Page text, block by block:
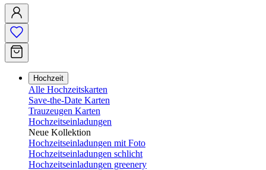
Hochzeit
Alle Hochzeitskarten
Save-the-Date Karten
Trauzeugen Karten
Hochzeitseinladungen
Neue Kollektion
Hochzeitseinladungen mit Foto
Hochzeitseinladungen schlicht
Hochzeitseinladungen greenery